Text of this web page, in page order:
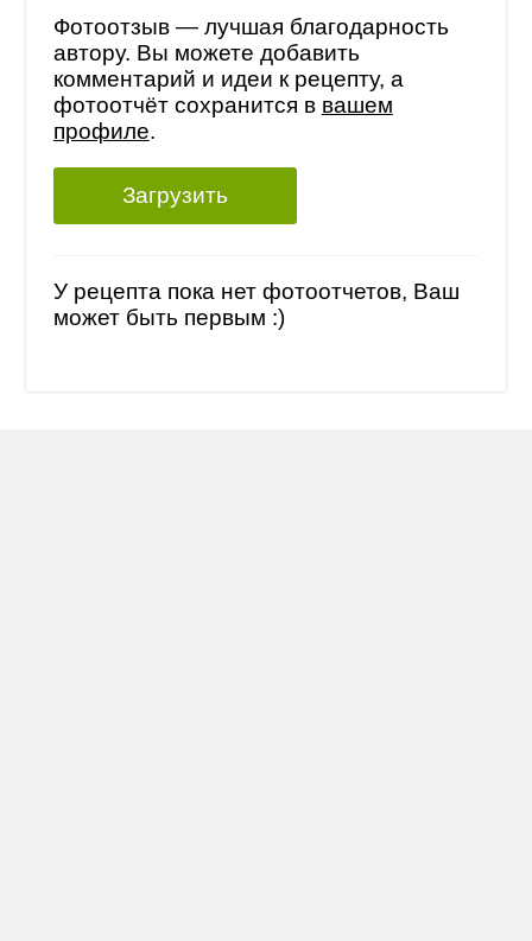
Фотоотзыв — лучшая благодарность
автору. Вы можете добавить
комментарий и идеи к рецепту, а
фотоотчёт сохранится в вашем
профиле.
Загрузить
У рецепта пока нет фотоотчетов, Ваш
может быть первым :)